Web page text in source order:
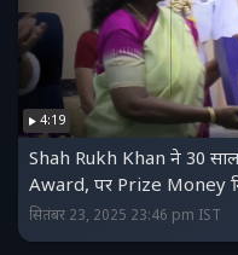
4:19
Shah Rukh Khan ने 30
Award, पर Prize Money
सितंबर 23, 2025 23:46 pm IST